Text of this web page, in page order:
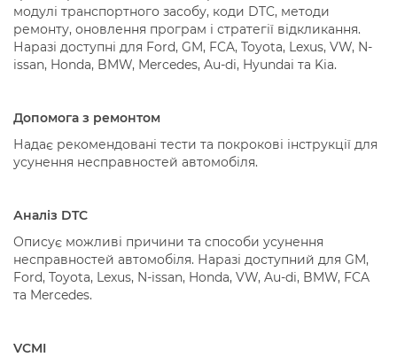
модулі транспортного засобу, коди DTC, методи
ремонту, оновлення програм і стратегії відкликання.
Наразі доступні для Ford, GM, FCA, Toyota, Lexus, VW, N-
issan, Honda, BMW, Mercedes, Au-di, Hyundai та Kia.
Допомога з ремонтом
Надає рекомендовані тести та покрокові інструкції для
усунення несправностей автомобіля.
Аналіз DTC
Описує можливі причини та способи усунення
несправностей автомобіля. Наразі доступний для GM,
Ford, Toyota, Lexus, N-issan, Honda, VW, Au-di, BMW, FCA
та Mercedes.
VCMI